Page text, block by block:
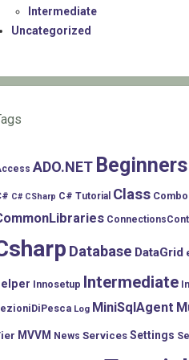
Intermediate
Uncategorized
ADO.NET Beginners
C# CSharp C# Tutorial Class
Database DataGrid
Innosetup Intermediate
Log MiniSqlAgent
MVVM News Services Settings